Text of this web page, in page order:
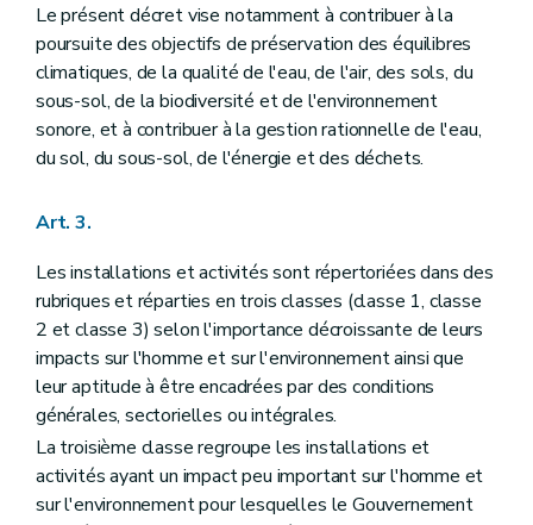
Le présent décret vise notamment à contribuer à la
poursuite des objectifs de préservation des équilibres
climatiques, de la qualité de l'eau, de l'air, des sols, du
sous-sol, de la biodiversité et de l'environnement
sonore, et à contribuer à la gestion rationnelle de l'eau,
du sol, du sous-sol, de l'énergie et des déchets.
Art. 3.
Les installations et activités sont répertoriées dans des
rubriques et réparties en trois classes (classe 1, classe
2 et classe 3) selon l'importance décroissante de leurs
impacts sur l'homme et sur l'environnement ainsi que
leur aptitude à être encadrées par des conditions
générales, sectorielles ou intégrales.
La troisième classe regroupe les installations et
activités ayant un impact peu important sur l'homme et
sur l'environnement pour lesquelles le Gouvernement